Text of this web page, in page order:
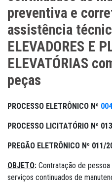
preventiva e
assistência
ELEVADORES E
ELEVATÓRIAS
peças
PROCESSO ELETRÔNICO Nº
PROCESSO LICITATÓRIO Nº
PREGÃO ELETRÔNICO Nº 011/
OBJETO: Contratação de
serviços continuados de